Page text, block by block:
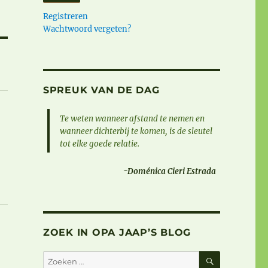
Registreren
Wachtwoord vergeten?
SPREUK VAN DE DAG
Te weten wanneer afstand te nemen en
wanneer dichterbij te komen, is de sleutel
tot elke goede relatie.
~Doménica Cieri Estrada
ZOEK IN OPA JAAP’S BLOG
Zoeken
ZOEKEN